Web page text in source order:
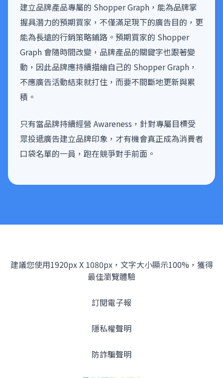
建立品牌產品專屬的 Shopper Graph，能為品牌掌
握具潛力的預期買家，不僅滿足現下的廣告目的，更
能為長遠的行銷策略鋪路。預期買家的 Shopper
Graph 會隨時間改變，品牌產品的關鍵字也跟著變
動，因此品牌應持續描繪自己的 Shopper Graph，
不應廣告活動結束就打住，而要不間斷地更新與累
積。
只有當品牌持續經營 Awareness，針對專屬目標受
眾投遞廣告建立品牌印象，才有機會真正成為消費者
口袋名單的一員，跑在競爭對手前面。
建議您使用1920px X 1080px，文字大小顯示100%，獲得
最佳瀏覽體驗
訂閱電子報
隱私權聲明
防詐騙聲明